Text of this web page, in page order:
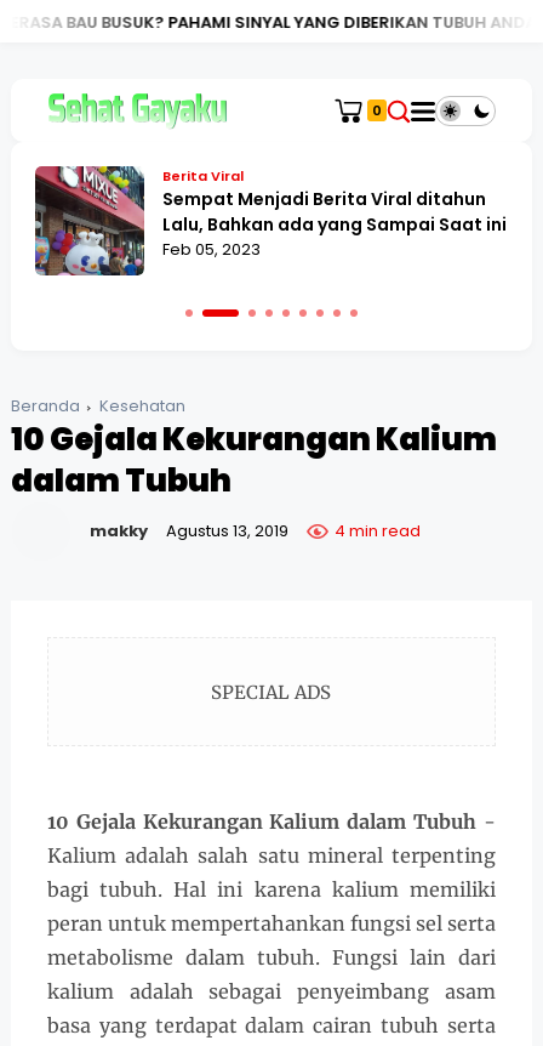
PAHAMI SINYAL YANG DIBERIKAN TUBUH ANDA PANDUAN
0
Berita Viral
Sempat Menjadi Berita Viral ditahun
Lalu, Bahkan ada yang Sampai Saat ini
Feb 05, 2023
Beranda Kesehatan
10 Gejala Kekurangan Kalium
dalam Tubuh
makky Agustus 13, 2019 4 min read
SPECIAL ADS
10 Gejala Kekurangan Kalium dalam Tubuh -
Kalium adalah salah satu mineral terpenting
bagi tubuh. Hal ini karena kalium memiliki
peran untuk mempertahankan fungsi sel serta
metabolisme dalam tubuh. Fungsi lain dari
kalium adalah sebagai penyeimbang asam
basa yang terdapat dalam cairan tubuh serta